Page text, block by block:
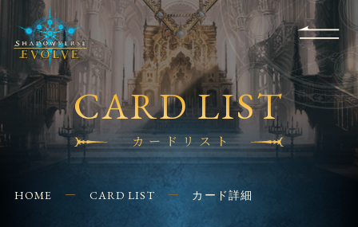
Q&A
EVENT SHOPS
FOR
BEGINNERS
APPLICATION
CONTACT
CARD LIST
カードリスト
HOME CARD LIST カード詳細